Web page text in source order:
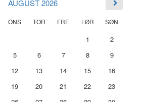
AUGUST 2026
ONS TOR FRE LØR SØN
1
2
5 6 7 8
9
12 13 14 15
16
19 20 21 22
23